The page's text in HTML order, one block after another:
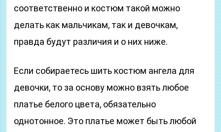
соответственно и костюм такой можно
делать как мальчикам, так и девочкам,
правда будут различия и о них ниже.
Если собираетесь шить костюм ангела для
девочки, то за основу можно взять любое
платье белого цвета, обязательно
однотонное. Это платье может быть любой